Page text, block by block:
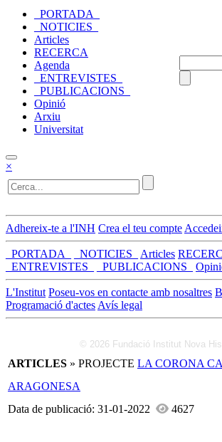
_PORTADA_
_NOTICIES_
Articles
RECERCA
Agenda
_ENTREVISTES_
_PUBLICACIONS_
Opinió
Arxiu
Universitat
×
Adhereix-te a l'INH Crea el teu compte
_PORTADA_ _NOTICIES_ Articles
_ENTREVISTES_
_PUBLICACIONS_
L'Institut Poseu-vos en contacte amb nosaltres
Programació d'actes Avís legal
© 2026 Fundació Institut Nova
ARTICLES » PROJECTE LA CORONA
ARAGONESA
Data de publicació: 31-01-2022
4627